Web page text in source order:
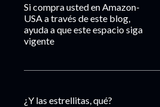
Si compra usted en Amazon-
USA a través de este blog,
ayuda a que este espacio siga
vigente
¿Y las estrellitas, qué?